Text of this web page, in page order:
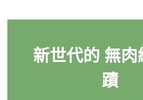
新世代的 無肉
蹟